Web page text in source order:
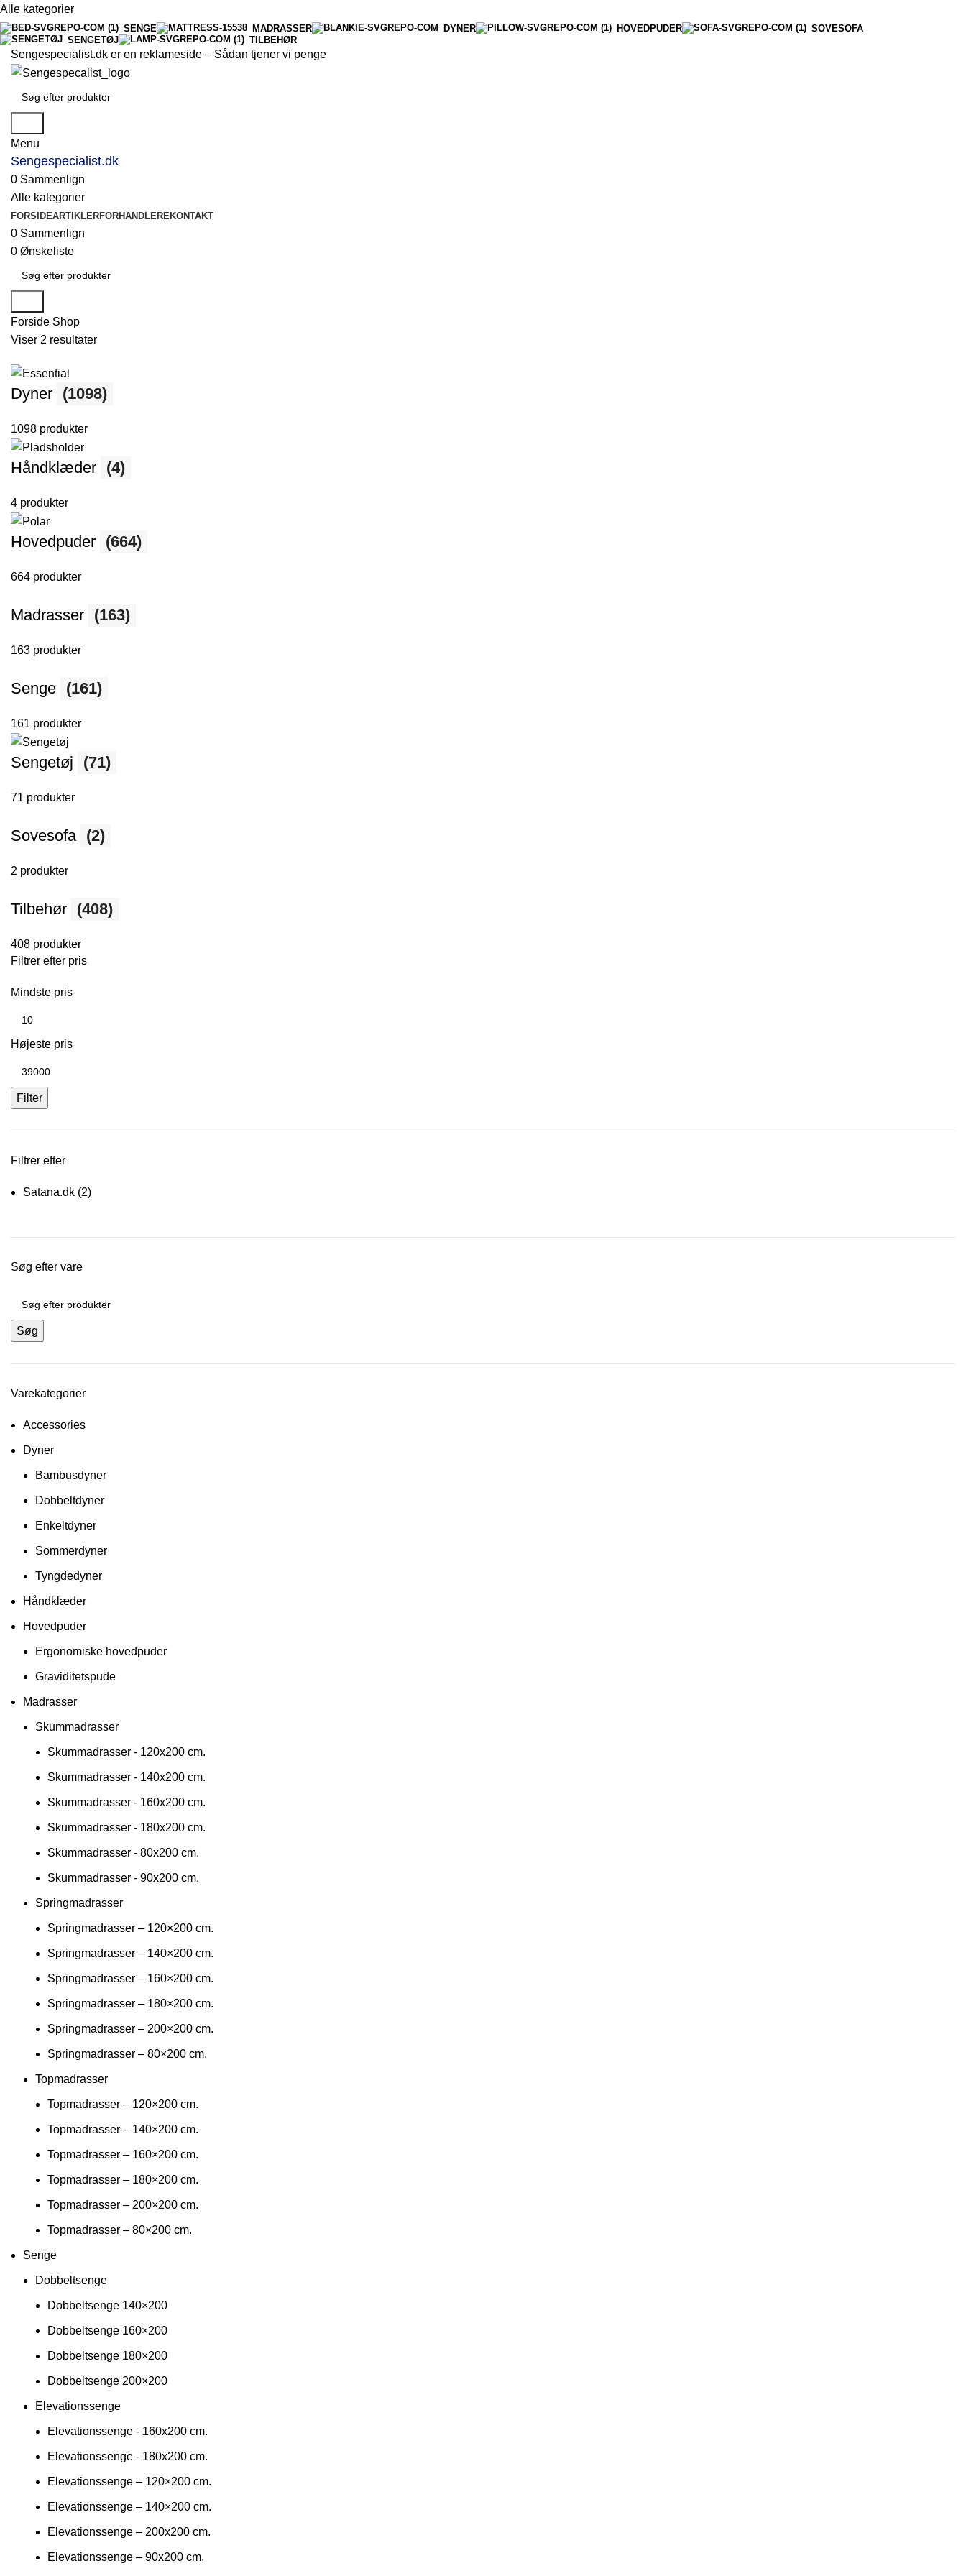
Alle kategorier
SENGE MADRASSER DYNER HOVEDPUDER
SOVESOFA
SENGETØJ
TILBEHØR
Sengespecialist.dk er en reklameside – Sådan tjener vi penge
Menu
Sengespecialist.dk
0 Sammenlign
Alle kategorier
FORSIDEARTIKLERFORHANDLEREKONTAKT
0 Sammenlign
0 Ønskeliste
Forside Shop
Viser 2 resultater
Dyner (1098)
1098 produkter
Håndklæder (4)
4 produkter
Hovedpuder (664)
664 produkter
Madrasser (163)
163 produkter
Senge (161)
161 produkter
Sengetøj (71)
71 produkter
Sovesofa (2)
2 produkter
Tilbehør (408)
408 produkter
Filtrer efter pris
Mindste pris
Højeste pris
Filter
Filtrer efter
Satana.dk (2)
Søg efter vare
Søg
Varekategorier
Accessories
Dyner
Bambusdyner
Dobbeltdyner
Enkeltdyner
Sommerdyner
Tyngdedyner
Håndklæder
Hovedpuder
Ergonomiske hovedpuder
Graviditetspude
Madrasser
Skummadrasser
Skummadrasser - 120x200 cm.
Skummadrasser - 140x200 cm.
Skummadrasser - 160x200 cm.
Skummadrasser - 180x200 cm.
Skummadrasser - 80x200 cm.
Skummadrasser - 90x200 cm.
Springmadrasser
Springmadrasser – 120×200 cm.
Springmadrasser – 140×200 cm.
Springmadrasser – 160×200 cm.
Springmadrasser – 180×200 cm.
Springmadrasser – 200×200 cm.
Springmadrasser – 80×200 cm.
Topmadrasser
Topmadrasser – 120×200 cm.
Topmadrasser – 140×200 cm.
Topmadrasser – 160×200 cm.
Topmadrasser – 180×200 cm.
Topmadrasser – 200×200 cm.
Topmadrasser – 80×200 cm.
Senge
Dobbeltsenge
Dobbeltsenge 140×200
Dobbeltsenge 160×200
Dobbeltsenge 180×200
Dobbeltsenge 200×200
Elevationssenge
Elevationssenge - 160x200 cm.
Elevationssenge - 180x200 cm.
Elevationssenge – 120×200 cm.
Elevationssenge – 140×200 cm.
Elevationssenge – 200x200 cm.
Elevationssenge – 90x200 cm.